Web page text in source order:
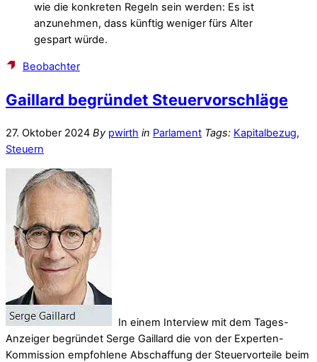
wie die konkreten Regeln sein werden: Es ist
anzunehmen, dass künftig weniger fürs Alter
gespart würde.
Beobachter
Gaillard begründet Steuervorschläge
27. Oktober 2024 By pwirth in Parlament Tags: Kapitalbezug,
Steuern
In einem Interview mit dem Tages-
Anzeiger begründet Serge Gaillard die von der Experten-
Kommission empfohlene Abschaffung der Steuervorteile beim